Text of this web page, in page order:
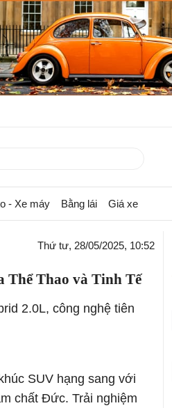
- Xe máy Bằng lái Giá xe
Thứ tư, 28/05/2025, 10:52
Thể Thao và Tinh Tế
2.0L, công nghệ tiên
SUV hạng sang với
chất Đức. Trải nghiệm